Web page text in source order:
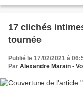
17 clichés
tournée
Publié le 17/02/2021 à
Par Alexandre Marain -